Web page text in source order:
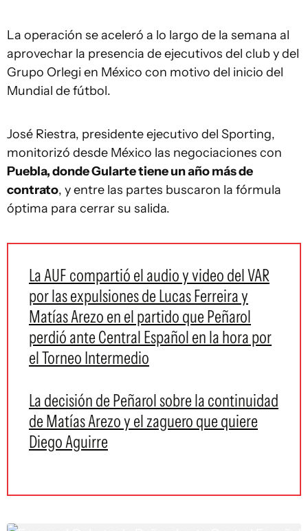
La operación se aceleró a lo largo de la semana al
aprovechar la presencia de ejecutivos del club y del
Grupo Orlegi en México con motivo del inicio del
Mundial de fútbol.
José Riestra, presidente ejecutivo del Sporting,
monitorizó desde México las negociaciones con
Puebla, donde Gularte tiene un año más de
contrato, y entre las partes buscaron la fórmula
óptima para cerrar su salida.
La AUF compartió el audio y video del VAR
por las expulsiones de Lucas Ferreira y
Matías Arezo en el partido que Peñarol
perdió ante Central Español en la hora por
el Torneo Intermedio
La decisión de Peñarol sobre la continuidad
de Matías Arezo y el zaguero que quiere
Diego Aguirre